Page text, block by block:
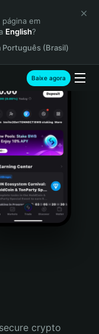
em
English?
(Brasil)
Baixe agora
crypto